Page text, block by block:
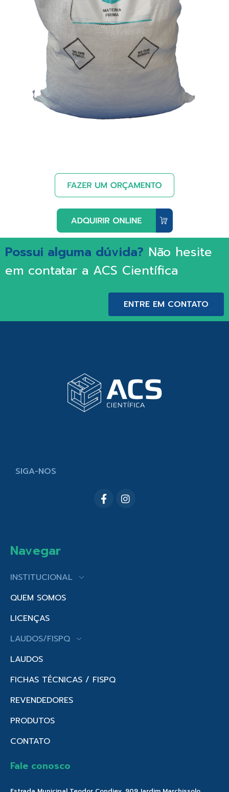
Possui alguma dúvida? Não hesite
em contatar a ACS Científica
ENTRE EM CONTATO
SIGA-NOS
Navegar
INSTITUCIONAL
QUEM SOMOS
LICENÇAS
LAUDOS/FISPQ
LAUDOS
FICHAS TÉCNICAS / FISPQ
REVENDEDORES
PRODUTOS
CONTATO
Fale conosco